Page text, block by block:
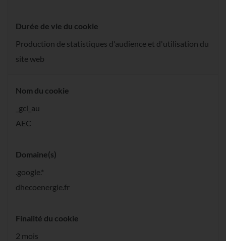
Durée de vie du cookie
Production de statistiques d'audience et d'utilisation du
site web
Nom du cookie
_gcl_au
AEC
Domaine(s)
.google.*
dhecoenergie.fr
Finalité du cookie
2 mois